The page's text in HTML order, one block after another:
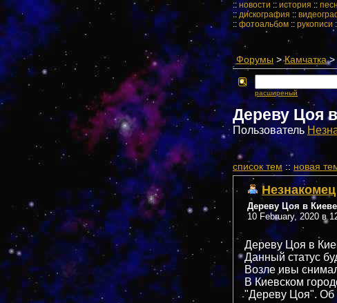
:: новости :: история ::
::дискография ::
:: фотоальбом :: рукописи
Форумы >Камчатка>
расширеный
Дереву Цоя
Пользователь
cписок тем :: новая
Незнакомец
Дереву Цоя в
10 February, 2020 в
Дереву Цоя в
Данный статус
Возле ивы
В Киевском
"Дереву Цоя". Об